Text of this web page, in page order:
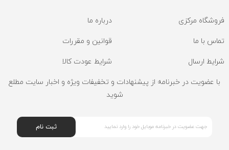
فروشگاه مرکزی درباره ما
تماس با ما قوانین و مقررات
شرایط ارسال شرایط عودت کالا
با عضویت در خبرنامه از پیشنهادات و تخفیفات ویژه و اخبار سایت مطلع
شوید
ثبت نام